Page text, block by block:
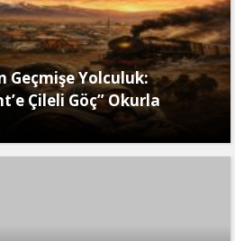
Geçmişe Yolculuk:
Çileli Göç” Okurla